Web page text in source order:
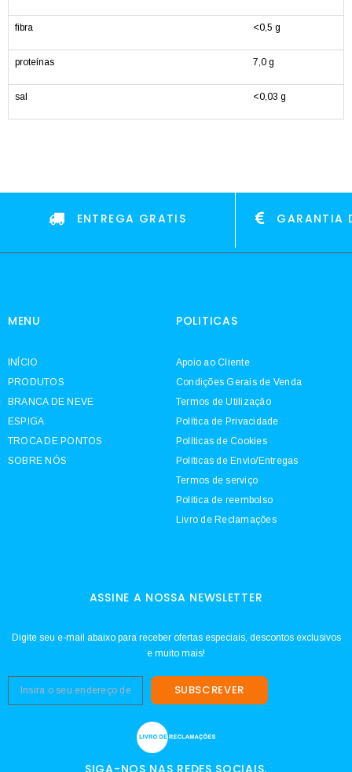
fibra <0,5 g
proteínas 7,0 g
sal <0,03 g
ENTREGA GRATIS GARANTIA
MENU
INÍCIO
PRODUTOS
BRANCA DE NEVE
ESPIGA
TROCA DE PONTOS
SOBRE NÓS
POLITICAS
Apoio ao Cliente
Condições Gerais de Venda
Termos de Utilização
Política de Privacidade
Políticas de Cookies
Políticas de Envio/Entregas
Termos de serviço
Política de reembolso
Livro de Reclamações
ASSINE A NOSSA NEWSLETTER
Digite seu e-mail abaixo para receber ofertas especiais, descontos exclusivos
e muito mais!
SUBSCREVER